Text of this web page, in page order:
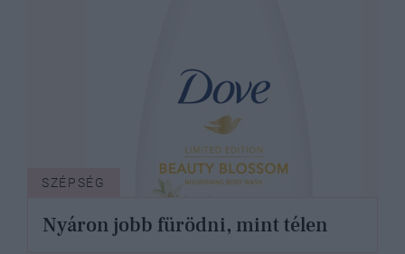
SZÉPSÉG
Nyáron jobb fürödni, mint télen